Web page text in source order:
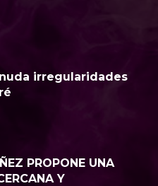
irregularidades
PROPONE UNA
Y